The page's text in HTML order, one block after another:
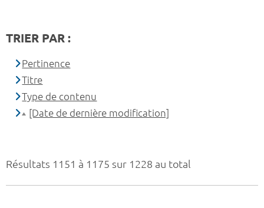
Résultats 1151 à 1175 sur 1228 au total
TRIER PAR :
Pertinence
Titre
Type de contenu
[Date de dernière modification]